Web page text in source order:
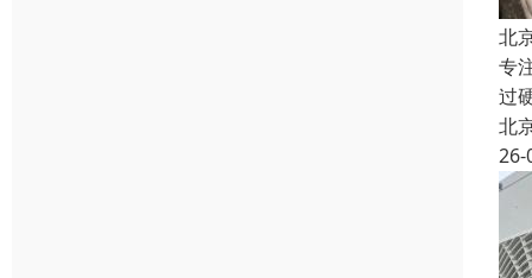
北
专
过
北
26-